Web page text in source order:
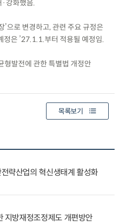
강화했음.
’으로 변경하고, 관련 주요 규정은
정은 ’27.1.1.부터 적용될 예정임.
형발전에 관한 특별법 개정안
목록보기
략산업의 혁신생태계 활성화
지방재정조정제도 개편방안